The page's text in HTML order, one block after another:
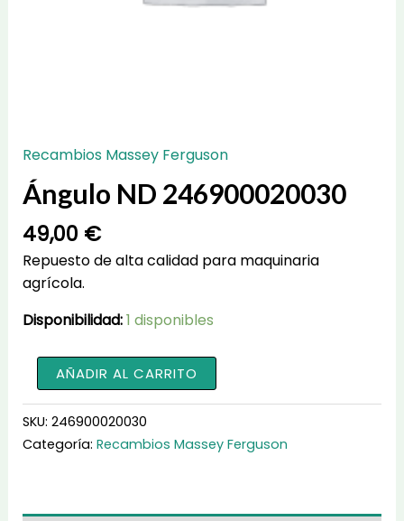
Recambios Massey Ferguson
Ángulo ND 246900020030
49,00 €
Repuesto de alta calidad para maquinaria
agrícola.
Disponibilidad:1 disponibles
Ángulo
ND
246900020030
cantidad
AÑADIR AL CARRITO
SKU: 246900020030
Categoría: Recambios Massey Ferguson